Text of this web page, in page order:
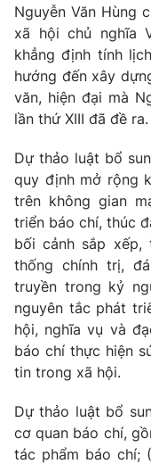
Cơ quan báo chí:Thời
Giấy phép hoạt động
cấp ngày 29/12/2023
Tổng Biên tập:Vũ
Phó Tổng Biên tập:
Nguyễn Trọng Ninh
Ðiện thoại Thời báo
Email:toasoan@vtv.vn
Liên hệ quảng cáo:
Nguyễn Văn Hùng
xã hội chủ nghĩa
khẳng định tính
hướng đến xây
văn, hiện đại mà
lần thứ XIII đã đề ra.
Dự thảo luật bổ
quy định mở rộng
trên không gian
triển báo chí, thúc
bối cảnh sắp
thống chính trị,
truyền trong kỷ
nguyên tắc phát
hội, nghĩa vụ và
báo chí thực hiện
tin trong xã hội.
Dự thảo luật bổ
cơ quan báo chí,
tác phẩm báo chí;